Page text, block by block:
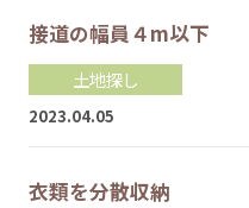
接道の幅員４m以下
土地探し
2023.04.05
衣類を分散収納